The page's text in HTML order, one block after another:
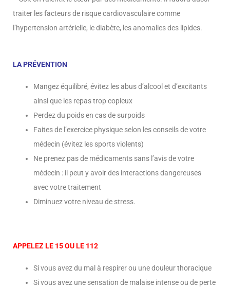
traiter les facteurs de risque cardiovasculaire comme
l’hypertension artérielle, le diabète, les anomalies des lipides.
LA PRÉVENTION
Mangez équilibré, évitez les abus d’alcool et d’excitants
ainsi que les repas trop copieux
Perdez du poids en cas de surpoids
Faites de l’exercice physique selon les conseils de votre
médecin (évitez les sports violents)
Ne prenez pas de médicaments sans l’avis de votre
médecin : il peut y avoir des interactions dangereuses
avec votre traitement
Diminuez votre niveau de stress.
APPELEZ LE 15 OU LE 112
Si vous avez du mal à respirer ou une douleur thoracique
Si vous avez une sensation de malaise intense ou de perte